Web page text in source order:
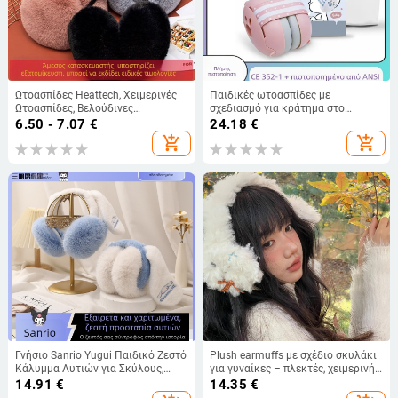
Ωτοασπίδες Heattech, Χειμερινές
Ωτοασπίδες, Βελούδινες
Ωτοασπίδες, Χειμερινές
Ωτοασπίδες, Ανδρικά Θερμαντικά
Αυτιών για την Πλάτη, Χονδρική
Ενηλίκων
6.50 - 7.07 €
add_shopping_cart
Παιδικές ωτοασπίδες με
σχεδιασμό για κράτημα στο
κεφάλι, ABS περίβλημα, NRR 25 dB,
24.18 €
add_shopping_cart
Γνήσιο Sanrio Yugui Παιδικό Ζεστό
Κάλυμμα Αυτιών για Σκύλους,
Αγόρια και Κορίτσια, Χειμερινό
Λούτρινο Κάλυμμα Αυτιών με
14.91 €
Plush earmuffs με σχέδιο σκυλάκι
για γυναίκες – πλεκτές, χειμερινή
ζεστασιά, κορεατικό στυλ,
14.35 €